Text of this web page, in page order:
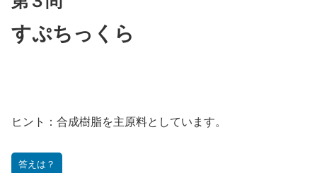
すぷちっくら
ヒント： 合成樹脂を主原料としています。
答えは？